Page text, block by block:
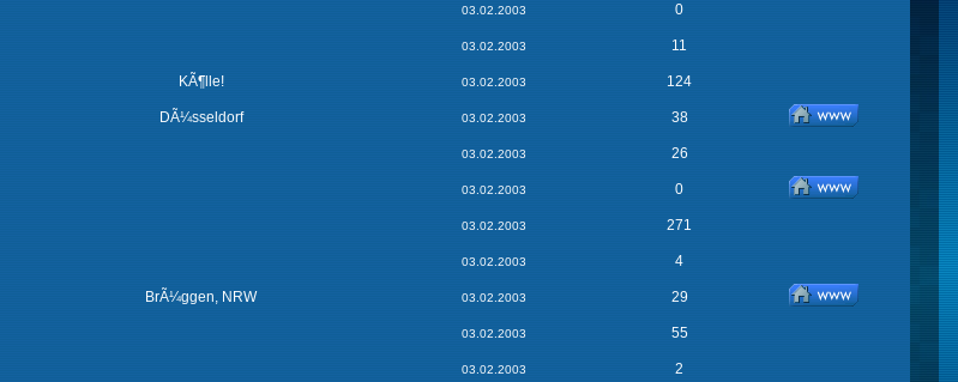
03.02.2003 0
03.02.2003 11
KÃ¶lle! 03.02.2003 124
DÃ¼sseldorf 03.02.2003 38
03.02.2003 26
03.02.2003 0
03.02.2003 271
03.02.2003 4
BrÃ¼ggen, NRW 03.02.2003 29
03.02.2003 55
03.02.2003 2